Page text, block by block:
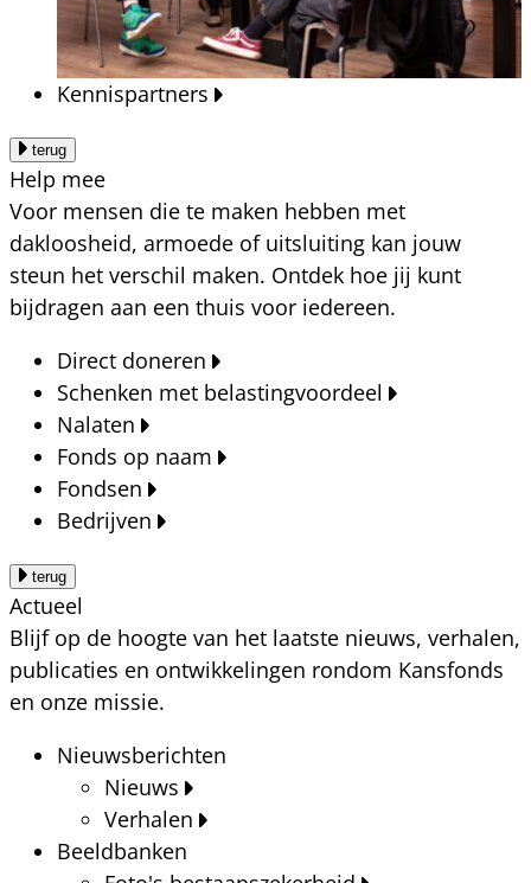
Kennispartners
terug
Help mee
Voor mensen die te maken hebben met
dakloosheid, armoede of uitsluiting kan jouw
steun het verschil maken. Ontdek hoe jij kunt
bijdragen aan een thuis voor iedereen.
Direct doneren
Schenken met belastingvoordeel
Nalaten
Fonds op naam
Fondsen
Bedrijven
terug
Actueel
Blijf op de hoogte van het laatste nieuws, verhalen,
publicaties en ontwikkelingen rondom Kansfonds
en onze missie.
Nieuwsberichten
Nieuws
Verhalen
Beeldbanken